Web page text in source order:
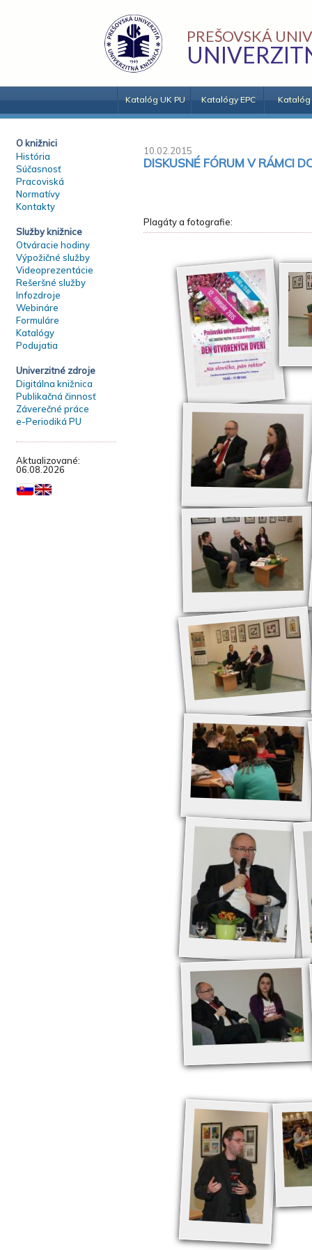
PREŠOVSKÁ
Katalóg UK PU Katalógy EPC Katalóg
O knižnici
História
Súčasnosť
Pracoviská
Normatívy
Kontakty
Služby knižnice
Otváracie hodiny
Výpožičné služby
Videoprezentácie
Rešeršné služby
Infozdroje
Webináre
Formuláre
Katalógy
Podujatia
Univerzitné zdroje
Digitálna knižnica
Publikačná činnosť
Záverečné práce
e-Periodiká PU
Aktualizované:
06.08.2026
10.02.2015
DISKUSNÉ FÓRUM V RÁMCI
Plagáty a fotografie: